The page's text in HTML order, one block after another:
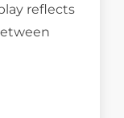
reflects